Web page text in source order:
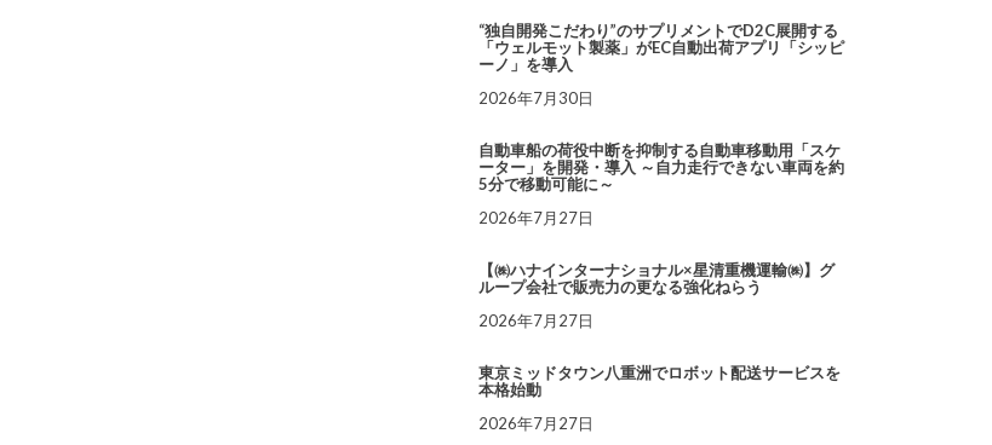
“独自開発こだわり”のサプリメントでD2C展開する
「ウェルモット製薬」がEC自動出荷アプリ「シッピ
ーノ」を導入
2026年7月30日
自動車船の荷役中断を抑制する自動車移動用「スケ
ーター」を開発・導入 ～自力走行できない車両を約
5分で移動可能に～
2026年7月27日
【㈱ハナインターナショナル×星清重機運輸㈱】グ
ループ会社で販売力の更なる強化ねらう
2026年7月27日
東京ミッドタウン八重洲でロボット配送サービスを
本格始動
2026年7月27日